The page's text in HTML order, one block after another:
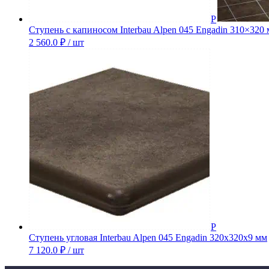
Ступень с капиносом Interbau Alpen 045 Engadin 310×320
2 560.0 ₽ / шт
Ступень угловая Interbau Alpen 045 Engadin 320x320x9 мм
7 120.0 ₽ / шт